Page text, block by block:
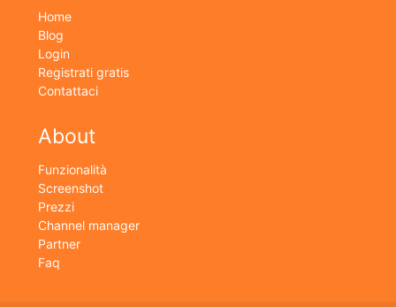
Home
Blog
Login
Registrati gratis
Contattaci
About
Funzionalità
Screenshot
Prezzi
Channel manager
Partner
Faq